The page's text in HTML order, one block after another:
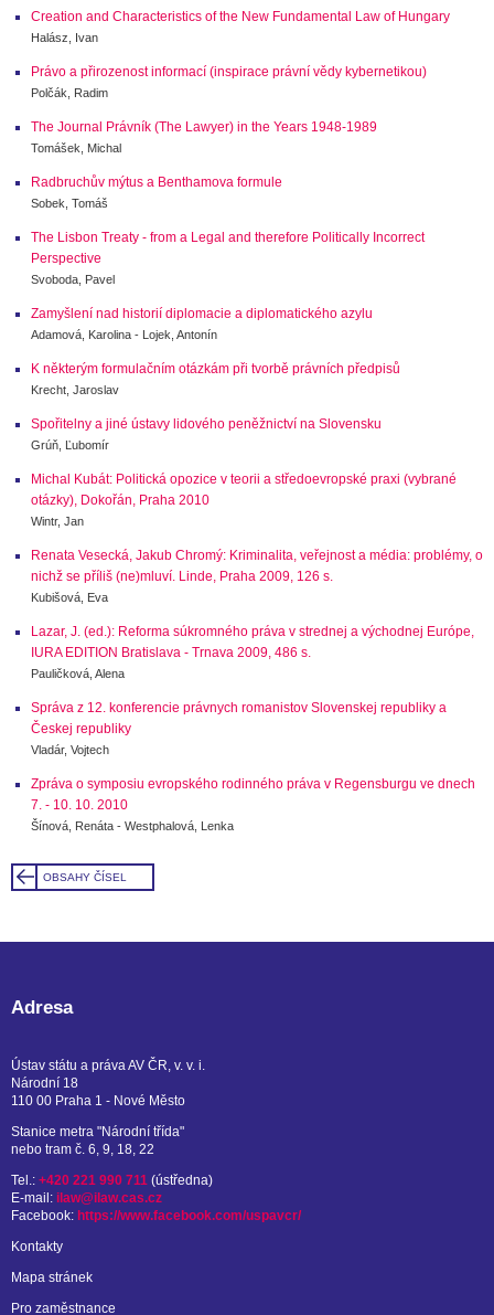
Creation and Characteristics of the New Fundamental Law of Hungary
Halász, Ivan
Právo a přirozenost informací (inspirace právní vědy kybernetikou)
Polčák, Radim
The Journal Právník (The Lawyer) in the Years 1948-1989
Tomášek, Michal
Radbruchův mýtus a Benthamova formule
Sobek, Tomáš
The Lisbon Treaty - from a Legal and therefore Politically Incorrect
Perspective
Svoboda, Pavel
Zamyšlení nad historií diplomacie a diplomatického azylu
Adamová, Karolina - Lojek, Antonín
K některým formulačním otázkám při tvorbě právních předpisů
Krecht, Jaroslav
Spořitelny a jiné ústavy lidového peněžnictví na Slovensku
Grúň, Ľubomír
Michal Kubát: Politická opozice v teorii a středoevropské praxi (vybrané
otázky), Dokořán, Praha 2010
Wintr, Jan
Renata Vesecká, Jakub Chromý: Kriminalita, veřejnost a média: problémy, o
nichž se příliš (ne)mluví. Linde, Praha 2009, 126 s.
Kubišová, Eva
Lazar, J. (ed.): Reforma súkromného práva v strednej a východnej Európe,
IURA EDITION Bratislava - Trnava 2009, 486 s.
Pauličková, Alena
Správa z 12. konferencie právnych romanistov Slovenskej republiky a
Českej republiky
Vladár, Vojtech
Zpráva o symposiu evropského rodinného práva v Regensburgu ve dnech
7. - 10. 10. 2010
Šínová, Renáta - Westphalová, Lenka
OBSAHY ČÍSEL
Adresa
Ústav státu a práva AV ČR, v. v. i.
Národní 18
110 00 Praha 1 - Nové Město
Stanice metra "Národní třída"
nebo tram č. 6, 9, 18, 22
Tel.: +420 221 990 711 (ústředna)
E-mail: ilaw@ilaw.cas.cz
Facebook: https://www.facebook.com/uspavcr/
Kontakty
Mapa stránek
Pro zaměstnance